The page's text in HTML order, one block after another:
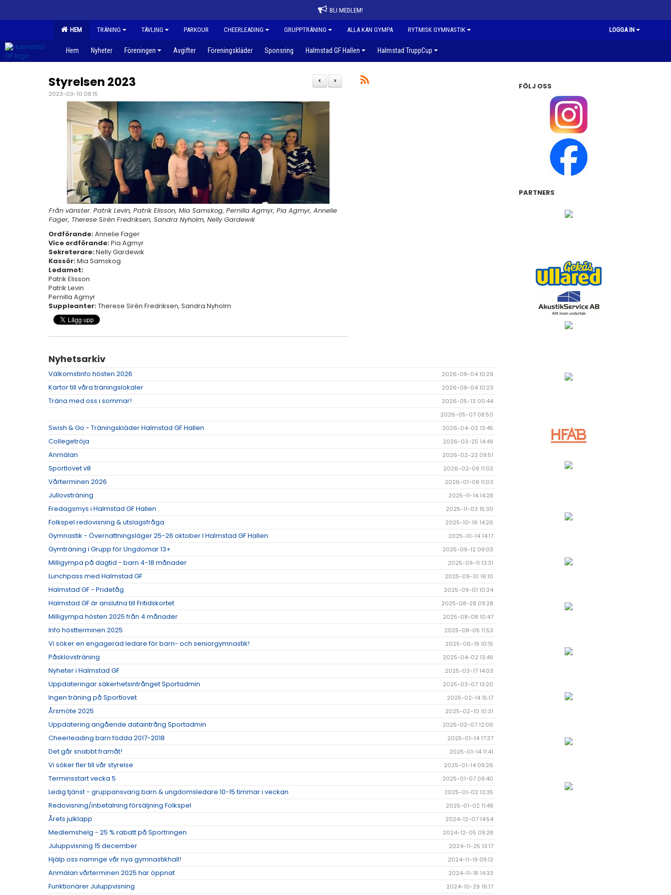
BLI MEDLEM!
HEM TRÄNING TÄVLING PARKOUR CHEERLEADING GRUPPTRÄNING ALLA KAN GYMPA RYTMISK GYMNASTIK LOGGA IN
Hem Nyheter Föreningen Avgifter Föreningskläder Sponsring Halmstad GF Hallen Halmstad TruppCup
>
<
Styrelsen 2023
2023-03-10 08:15
Från vänster. Patrik Levin, Patrik Elisson, Mia Samskog, Pernilla Agmyr, Pia Agmyr, Annelie
Fager, Therese Sirèn Fredriksen, Sandra Nyholm, Nelly Gardewik
Ordförande:Annelie Fager
Vice ordförande:Pia Agmyr
Sekreterare:Nelly Gardewik
Kassör:Mia Samskog
Ledamot:
Patrik Elisson
Patrik Levin
Pernilla Agmyr
Suppleanter:Therese Sirèn Fredriksen, Sandra Nyholm
Nyhetsarkiv
Välkomstinfo hösten 2026 2026-08-04 10:29
Kartor till våra träningslokaler 2026-08-04 10:23
Träna med oss i sommar!
2026-05-13 00:44
2026-05-07 08:50
Swish & Go - Träningskläder Halmstad GF Hallen 2026-04-02 13:45
Collegetröja 2026-03-25 14:49
Anmälan 2026-02-23 09:51
Sportlovet v8 2026-02-09 11:02
Vårterminen 2026 2026-01-08 11:03
Jullovsträning 2025-11-14 14:28
Fredagsmys i Halmstad GF Hallen 2025-11-03 15:30
Folkspel redovisning & utslagsfråga 2025-10-16 14:26
Gymnastik - Övernattningsläger 25-26 oktober I Halmstad GF Hallen 2025-10-14 14:17
Gymträning i Grupp för Ungdomar 13+ 2025-09-12 09:03
Milligympa på dagtid - barn 4-18 månader 2025-09-11 13:31
Lunchpass med Halmstad GF 2025-09-10 16:10
Halmstad GF - Pridetåg 2025-09-01 10:34
Halmstad GF är anslutna till Fritidskortet 2025-08-28 09:28
Milligympa hösten 2025 från 4 månader 2025-08-08 10:47
Info höstterminen 2025 2025-08-05 11:53
Vi söker en engagerad ledare för barn- och seniorgymnastik! 2025-06-19 10:15
Påsklovsträning 2025-04-02 13:49
Nyheter i Halmstad GF 2025-03-17 14:03
Uppdateringar säkerhetsintrånget Sportadmin 2025-03-07 13:20
Ingen träning på Sportlovet 2025-02-14 15:17
Årsmöte 2025 2025-02-10 10:31
Uppdatering angående dataintrång Sportadmin 2025-02-07 12:06
Cheerleading barn födda 2017-2018 2025-01-14 17:37
Det går snabbt framåt! 2025-01-14 11:41
Vi söker fler till vår styrelse 2025-01-14 09:26
Terminsstart vecka 5 2025-01-07 09:40
Ledig tjänst - gruppansvarig barn & ungdomsledare 10-15 timmar i veckan 2025-01-02 13:35
Redovisning/inbetalning försäljning Folkspel 2025-01-02 11:48
Årets julklapp 2024-12-07 14:54
Medlemshelg - 25 % rabatt på Sportringen 2024-12-05 09:28
Juluppvisning 15 december 2024-11-25 13:17
Hjälp oss namnge vår nya gymnastikhall! 2024-11-19 09:12
Anmälan vårterminen 2025 har öppnat 2024-11-18 14:33
Funktionärer Juluppvisning 2024-10-29 16:17
FÖLJ OSS
PARTNERS